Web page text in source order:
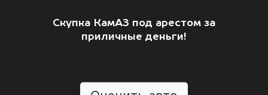
Скупка КамАЗ под арестом за
приличные деньги!